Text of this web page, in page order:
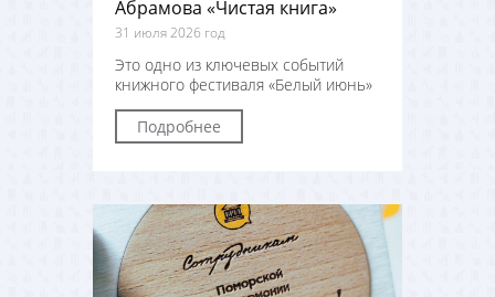
Абрамова «Чистая книга»
31 июля 2026 год
Это одно из ключевых событий
книжного фестиваля «Белый июнь»
Подробнее